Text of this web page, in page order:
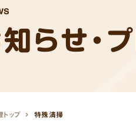
らせ・
ップ 特殊清掃